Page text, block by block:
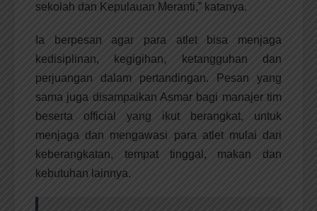
sekolah dan Kepulauan Meranti,” katanya.
Ia berpesan agar para atlet bisa menjaga
kedisiplinan, kegigihan, ketangguhan dan
perjuangan dalam pertandingan. Pesan yang
sama juga disampaikan Asmar bagi manajer tim
beserta official yang ikut berangkat, untuk
menjaga dan mengawasi para atlet mulai dari
keberangkatan, tempat tinggal, makan dan
kebutuhan lainnya.